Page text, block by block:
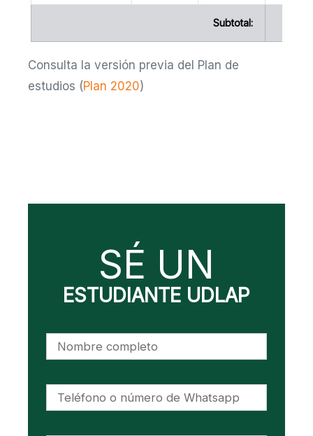
Subtotal:
Consulta la versión previa del Plan de
estudios (Plan 2020)
SÉ UN
ESTUDIANTE UDLAP